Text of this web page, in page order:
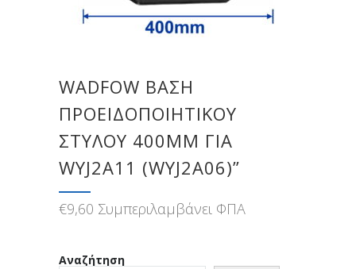
WADFOW ΒΑΣΗ
ΠΡΟΕΙΔΟΠΟΙΗΤΙΚΟΥ
ΣΤΥΛΟΥ 400MM ΓΙΑ
WYJ2A11 (WYJ2A06)”
€9,60 Συμπεριλαμβάνει ΦΠΑ
Αναζήτηση